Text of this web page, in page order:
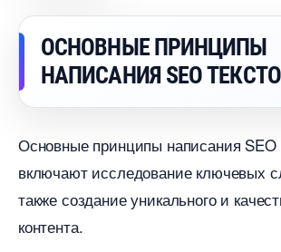
ОСНОВНЫЕ ПРИНЦИПЫ
НАПИСАНИЯ SEO
Основные принципы написания
ключают исследование ключевых
также создание уникального и
контента.